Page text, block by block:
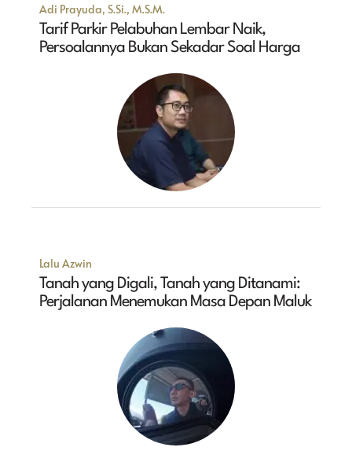
Adi Prayuda, S.Si., M.S.M.
Tarif Parkir Pelabuhan Lembar Naik,
Persoalannya Bukan Sekadar Soal Harga
Lalu Azwin
Tanah yang Digali, Tanah yang Ditanami:
Perjalanan Menemukan Masa Depan Maluk